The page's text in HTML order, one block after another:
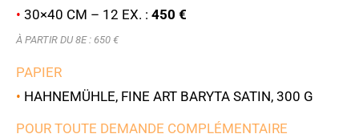
• 30×40 CM – 12 EX. : 450 €
À PARTIR DU 8E : 650 €
PAPIER
• HAHNEMÜHLE, FINE ART BARYTA SATIN, 300 G
POUR TOUTE DEMANDE COMPLÉMENTAIRE